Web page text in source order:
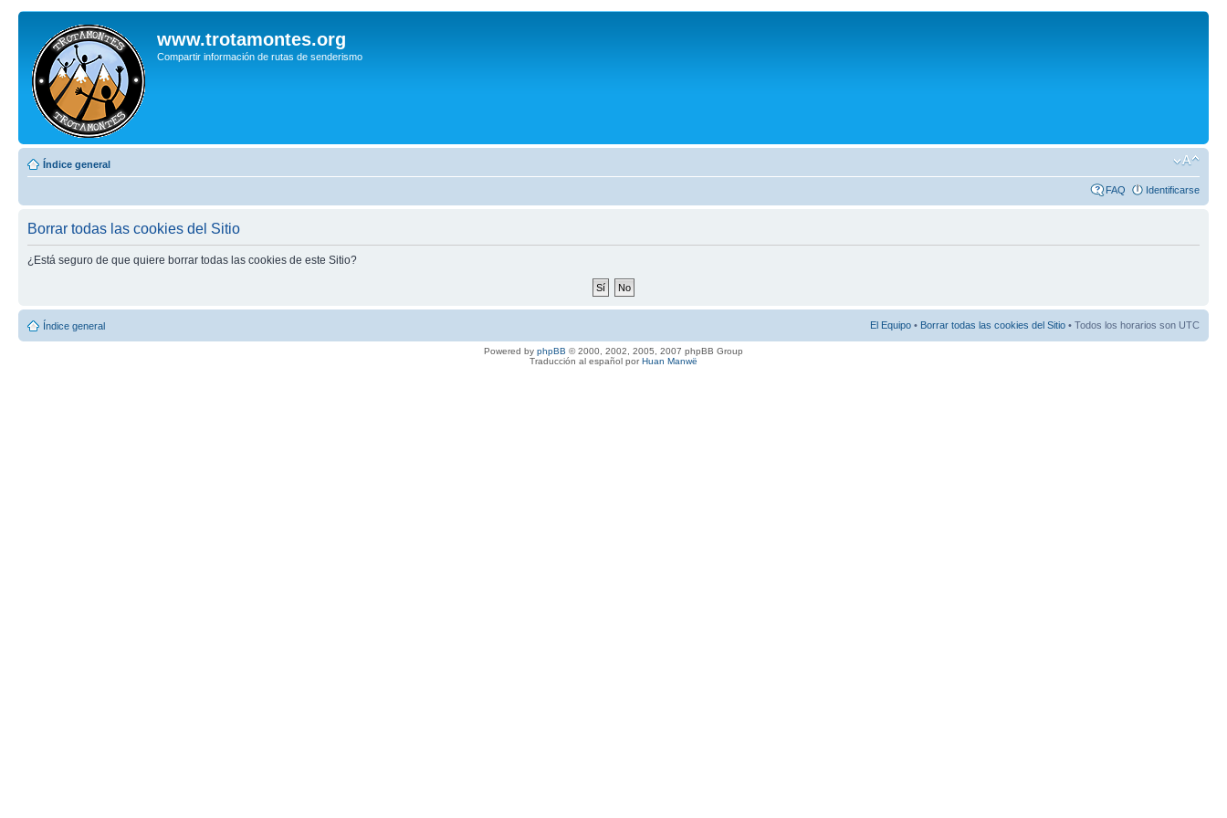
www.trotamontes.org
Compartir información de rutas de senderismo
Índice general
FAQ Identificarse
Borrar todas las cookies del Sitio
¿Está seguro de que quiere borrar todas las cookies de este Sitio?
Índice general El Equipo • Borrar todas las cookies del Sitio • Todos los horarios son UTC
Powered by phpBB © 2000, 2002, 2005, 2007 phpBB Group
Traducción al español porHuan Manwë